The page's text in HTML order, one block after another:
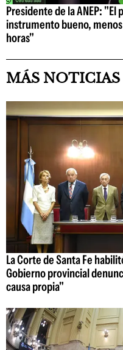
Presidente de la ANEP:
instrumento bueno,
horas"
MÁS
La Corte de Santa Fe
Gobierno provincial
causa propia"